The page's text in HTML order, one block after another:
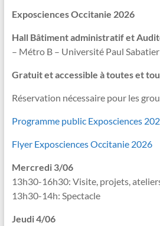
Exposciences Occitanie 2026
Hall Bâtiment administratif et
– Métro B – Université Paul Sabatier
Gratuit et accessible à toutes et
Réservation nécessaire pour les
Programme public Exposciences
Flyer Exposciences Occitanie 2026
Mercredi 3/06
13h30-16h30: Visite, projets,
13h30-14h: Spectacle
Jeudi 4/06